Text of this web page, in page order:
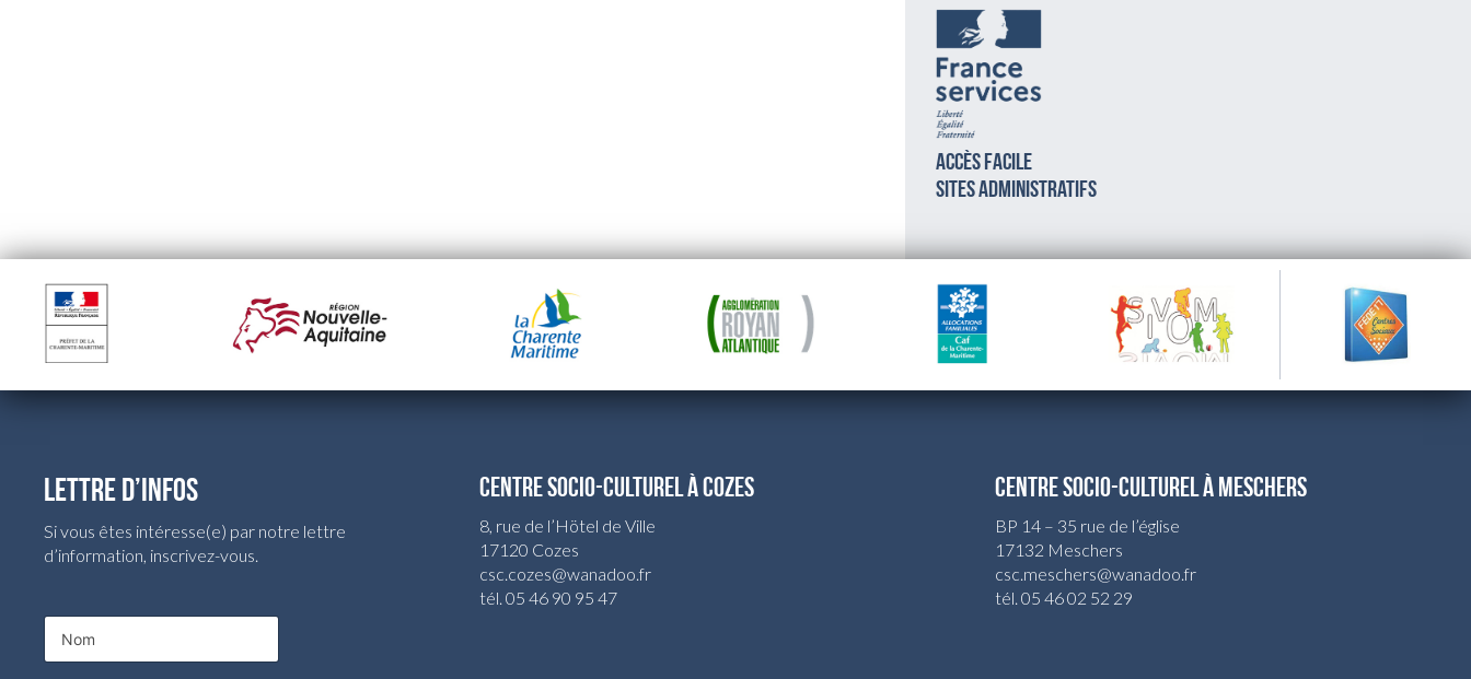
Accès facile
sites administratifs
LETTRE D’INFOS
Si vous êtes intéresse(e) par notre lettre
d’information, inscrivez-vous.
N
m
CENTRE SOCIO-CULTUREL À COZES
8, rue de l’Hötel de Ville
17120 Cozes
csc.cozes@wanadoo.fr
tél. 05 46 90 95 47
CENTRE SOCIO-CULTUREL À MESCHERS
BP 14 – 35 rue de l’église
17132 Meschers
csc.meschers@wanadoo.fr
tél. 05 46 02 52 29